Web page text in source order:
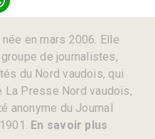
en mars 2006. Elle
de journalistes,
du Nord vaudois, qui
Presse Nord vaudois,
anonyme du Journal
En savoir plus